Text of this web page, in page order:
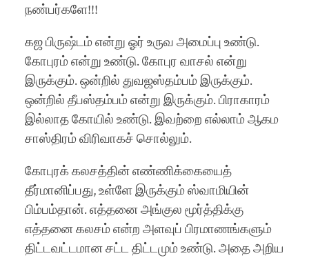
நண்பர்களே!!!
கஜ பிருஷ்டம் என்று ஓர் உருவ அமைப்பு உண்டு.
கோபுரம் என்று உண்டு. கோபுர வாசல் என்று
இருக்கும். ஒன்றில் துவஜஸ்தம்பம் இருக்கும்.
ஒன்றில் தீபஸ்தம்பம் என்று இருக்கும். பிராகாரம்
இல்லாத கோயில் உண்டு. இவற்றை எல்லாம் ஆகம
சாஸ்திரம் விரிவாகச் சொல்லும்.
கோபுரக் கலசத்தின் எண்ணிக்கையைத்
தீர்மானிப்பது, உள்ளே இருக்கும் ஸ்வாமியின்
பிம்பம்தான். எத்தனை அங்குல மூர்த்திக்கு
எத்தனை கலசம் என்ற அளவுப் பிரமாணங்களும்
திட்டவட்டமான சட்ட திட்டமும் உண்டு. அதை அறிய